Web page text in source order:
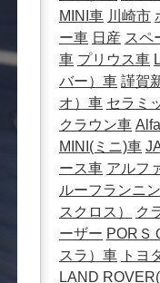
MINI車 川崎市
ー車 日産 スペ
車 プリウス車
バー）車 謹賀
オ）車 セラミ
クラウン車
MINI(ミニ)車
ース車 アルフ
ルーフランニ
スクロス）
ク
ーザー PORＳ
スラ）車 トヨ
LAND